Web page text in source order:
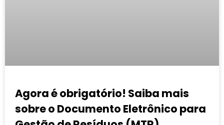
Agora é obrigatório! Saiba mais
sobre o Documento Eletrônico para